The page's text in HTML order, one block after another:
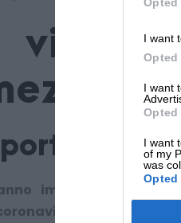
I want
Opted
I want
Opted
I want
of my
was
Opted
di
implementato
Un buon